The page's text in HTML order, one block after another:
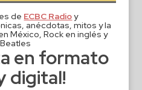
de ECBC Radioy
anécdotas, mitos y la
México, Rock en inglés y
en formato
digital!